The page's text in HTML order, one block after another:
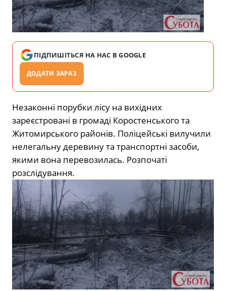
ПІДПИШІТЬСЯ НА НАС В GOOGLE
ДОДАТИ ЗАРАЗ
Незаконні порубки лісу на вихідних
зареєстровані в громаді Коростенського та
Житомирського районів. Поліцейські вилучили
нелегальну деревину та транспортні засоби,
якими вона перевозилась. Розпочаті
розслідування.